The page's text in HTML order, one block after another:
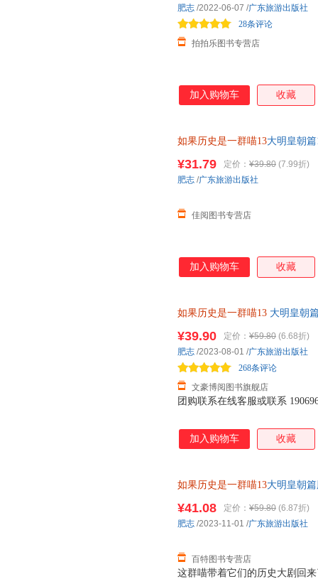
拍拍乐图书专营店
28条评论
肥志 /2022-06-07 /广东旅游出版社
加入购物车 收藏
如果历史是一群喵13大明皇朝
¥31.79 定价： ¥39.80 (7.99折)
佳阅图书专营店
肥志 /广东旅游出版社
加入购物车 收藏
如果历史是一群喵13 大明皇朝
团购联系在线客服或联系
¥39.90 定价： ¥59.80 (6.68折)
文豪博阅图书旗舰店
268条评论
肥志 /2023-08-01 /广东旅游出版社
加入购物车 收藏
如果历史是一群喵13大明皇朝
这群喵带着它们的历史大剧回
¥41.08 定价： ¥59.80 (6.87折)
百特图书专营店
肥志 /2023-11-01 /广东旅游出版社